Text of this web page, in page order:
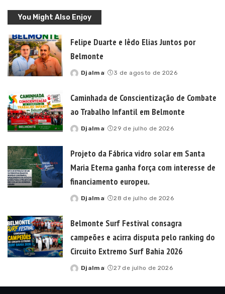
You Might Also Enjoy
Felipe Duarte e Iêdo Elias Juntos por
Belmonte
Posted
Djalma 3 de agosto de 2026
Caminhada de Conscientização de Combate
ao Trabalho Infantil em Belmonte
Posted
Djalma 29 de julho de 2026
Projeto da Fábrica vidro solar em Santa
Maria Eterna ganha força com interesse de
financiamento europeu.
Posted
Djalma 28 de julho de 2026
Belmonte Surf Festival consagra
campeões e acirra disputa pelo ranking do
Circuito Extremo Surf Bahia 2026
Posted
Djalma 27 de julho de 2026